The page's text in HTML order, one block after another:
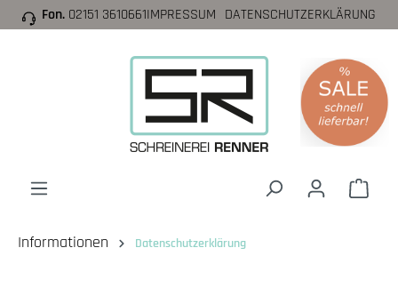
springen
Fon. 02151 3610661IMPRESSUM DATENSCHUTZERKLÄRUNG
Informationen Datenschutzerklärung